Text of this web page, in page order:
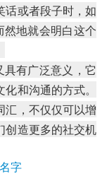
话或者段子时，如
然地就会明白这个
具有广泛意义，它
和沟通的方式。
汇，不仅仅可以增
创造更多的社交机
字